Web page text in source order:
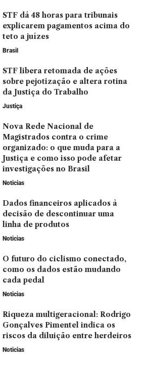
STF dá 48 horas para tribunais
explicarem pagamentos acima do
teto a juízes
Brasil
STF libera retomada de ações
sobre pejotização e altera rotina
da Justiça do Trabalho
Justiça
Nova Rede Nacional de
Magistrados contra o crime
organizado: o que muda para a
Justiça e como isso pode afetar
investigações no Brasil
Noticias
Dados financeiros aplicados à
decisão de descontinuar uma
linha de produtos
Noticias
O futuro do ciclismo conectado,
como os dados estão mudando
cada pedal
Noticias
Riqueza multigeracional: Rodrigo
Gonçalves Pimentel indica os
riscos da diluição entre herdeiros
Noticias